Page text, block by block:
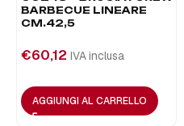
BARBECUE LINEARE
CM.42,5
€60,12 IVA inclusa
AGGIUNGI AL CARRELLO